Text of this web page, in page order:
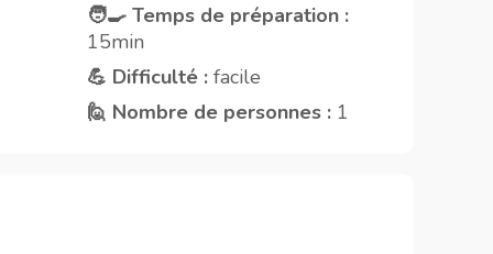
🧑‍🍳 Temps de préparation :
15min
💪 Difficulté : facile
🙋 Nombre de personnes : 1